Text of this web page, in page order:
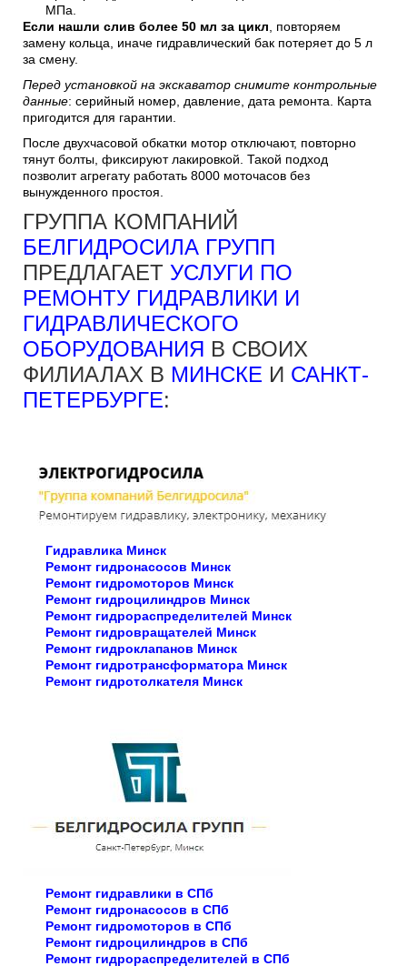
МПа.
Если нашли слив более 50 мл за цикл , повторяем
замену кольца, иначе гидравлический бак потеряет до 5 л
за смену.
Перед установкой на экскаватор снимите контрольные
данные: серийный номер, давление, дата ремонта. Карта
пригодится для гарантии.
После двухчасовой обкатки мотор отключают, повторно
тянут болты, фиксируют лакировкой. Такой подход
позволит агрегату работать 8000 моточасов без
вынужденного простоя.
ГРУППА КОМПАНИЙ
БЕЛГИДРОСИЛА ГРУПП
ПРЕДЛАГАЕТ УСЛУГИ ПО
РЕМОНТУ ГИДРАВЛИКИ И
ГИДРАВЛИЧЕСКОГО
ОБОРУДОВАНИЯ В СВОИХ
ФИЛИАЛАХ В МИНСКЕ И САНКТ-
ПЕТЕРБУРГЕ:
Гидравлика Минск
Ремонт гидронасосов Минск
Ремонт гидромоторов Минск
Ремонт гидроцилиндров Минск
Ремонт гидрораспределителей Минск
Ремонт гидровращателей Минск
Ремонт гидроклапанов Минск
Ремонт гидротрансформатора Минск
Ремонт гидротолкателя Минск
Ремонт гидравлики в СПб
Ремонт гидронасосов в СПб
Ремонт гидромоторов в СПб
Ремонт гидроцилиндров в СПб
Ремонт гидрораспределителей в СПб